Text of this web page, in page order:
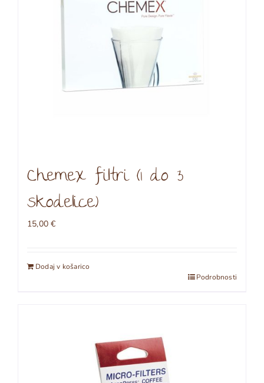
Chemex filtri (1 do 3
skodelice)
15,00€
Dodaj v košarico
Podrobnosti